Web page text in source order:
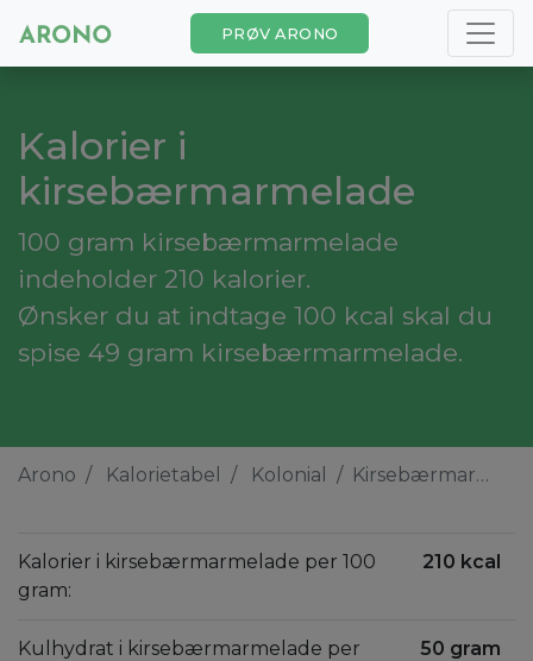
PRØV ARONO
Kalorier i
kirsebærmarmelade
100 gram kirsebærmarmelade
indeholder 210 kalorier.
Ønsker du at indtage 100 kcal skal du
spise 49 gram kirsebærmarmelade.
Arono Kalorietabel Kolonial Kirsebærmarmelade
Kalorier i kirsebærmarmelade per 100
gram:
210 kcal
Kulhydrat i kirsebærmarmelade per
50 gram